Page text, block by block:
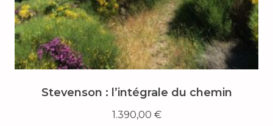
Stevenson : l’intégrale du chemin
1.390,00 €